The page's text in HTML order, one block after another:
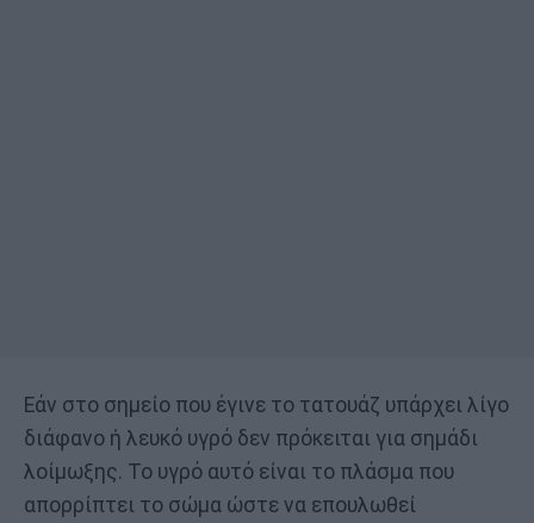
Εάν στο σημείο που έγινε το τατουάζ υπάρχει λίγο
διάφανο ή λευκό υγρό δεν πρόκειται για σημάδι
λοίμωξης. Το υγρό αυτό είναι το πλάσμα που
απορρίπτει το σώμα ώστε να επουλωθεί